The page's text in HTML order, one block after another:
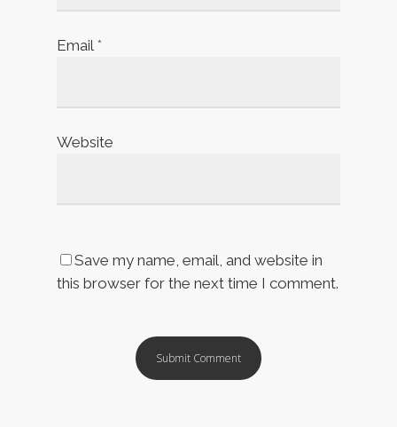
Email *
Website
Save my name, email, and website in
this browser for the next time I comment.